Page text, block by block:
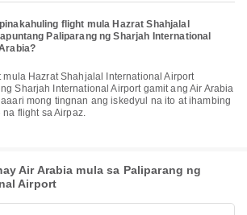
flight mula Hazrat Shahjalal
Paliparang ng Sharjah International
Sharjah International Airport gamit ang Air Arabia
mong tingnan ang iskedyul na ito at ihambing
flight sa Airpaz.
Air Arabia mula sa Paliparang ng
Airport